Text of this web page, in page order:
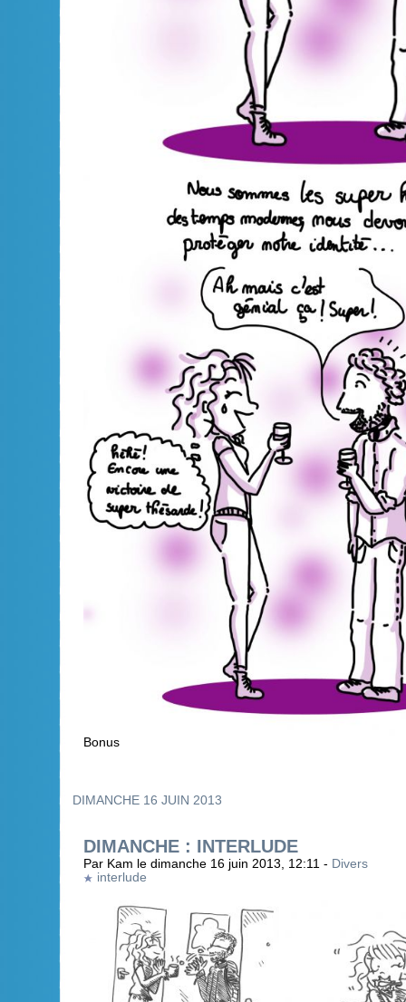
Bonus
DIMANCHE 16 JUIN 2013
DIMANCHE : INTERLUDE
Par Kam le dimanche 16 juin 2013, 12:11 - Divers
interlude